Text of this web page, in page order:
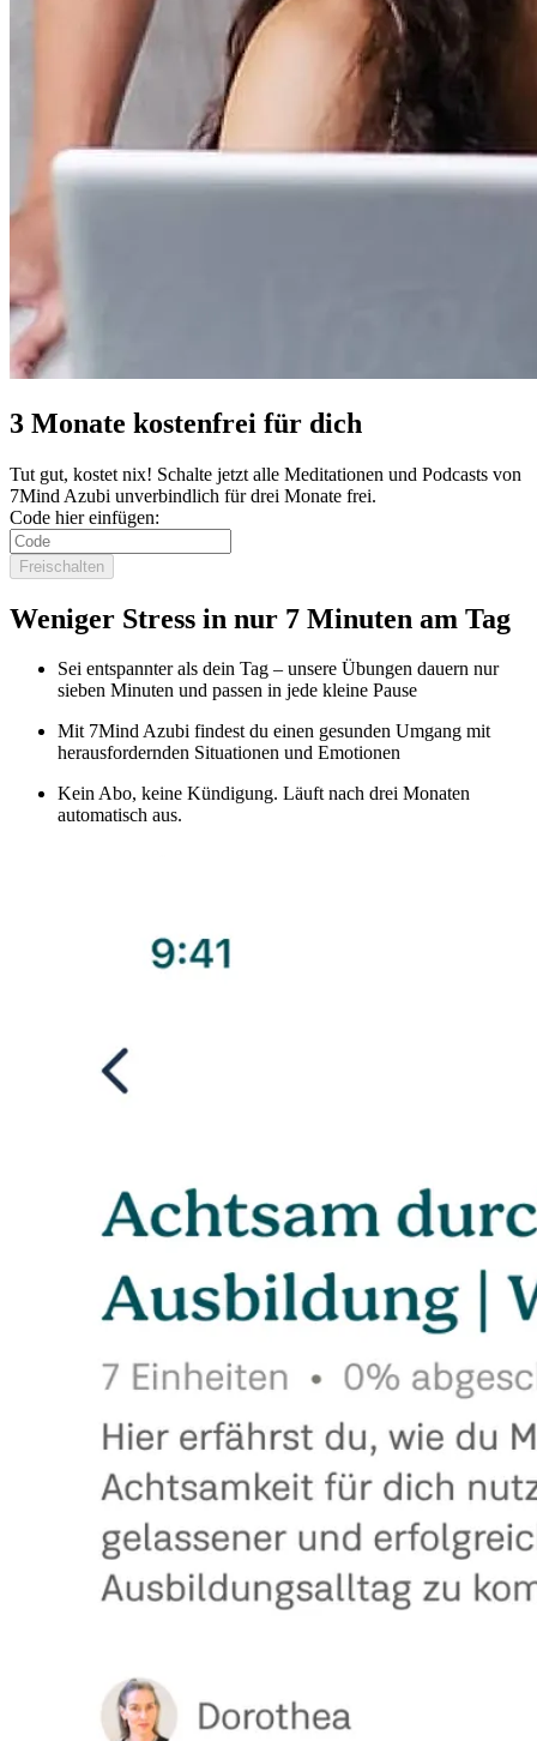
3 Monate kostenfrei für dich
Tut gut, kostet nix! Schalte jetzt alle Meditationen und Podcasts von
7Mind Azubi unverbindlich für drei Monate frei.
Code hier einfügen:
Freischalten
Weniger Stress in nur 7 Minuten am Tag
Sei entspannter als dein Tag – unsere Übungen dauern nur
sieben Minuten und passen in jede kleine Pause
Mit 7Mind Azubi findest du einen gesunden Umgang mit
herausfordernden Situationen und Emotionen
Kein Abo, keine Kündigung. Läuft nach drei Monaten
automatisch aus.